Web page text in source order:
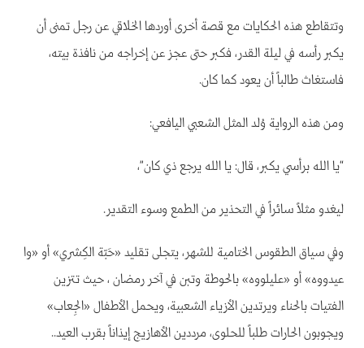
وتتقاطع هذه الحكايات مع قصة أخرى أوردها الخلاقي عن رجل تمنى أن
يكبر رأسه في ليلة القدر، فكبر حتى عجز عن إخراجه من نافذة بيته،
فاستغاث طالباً أن يعود كما كان.
ومن هذه الرواية وُلد المثل الشعبي اليافعي:
“يا الله برأسي يكبر، قال: يا الله يرجع ذي كان”،
ليغدو مثلاً سائراً في التحذير من الطمع وسوء التقدير.
وفي سياق الطقوس الختامية للشهر، يتجلى تقليد «حَبّة الكِشري» أو «وا
عيدووه» أو «عليلووه» بالحوطة وتبن في آخر رمضان ، حيث تتزين
الفتيات بالحناء ويرتدين الأزياء الشعبية، ويحمل الأطفال «الجِعاب»
ويجوبون الحارات طلباً للحلوى، مرددين الأهازيج إيذاناً بقرب العيد..